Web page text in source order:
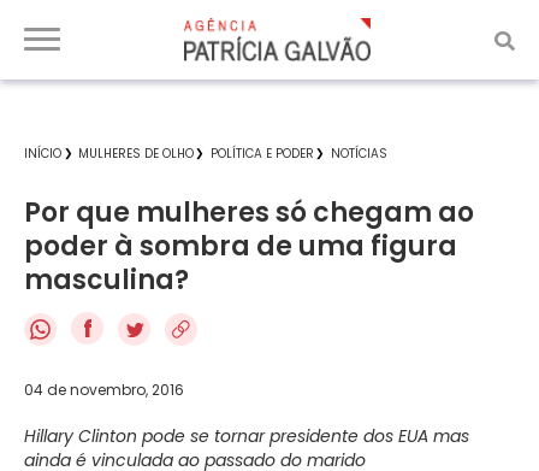
INÍCIO MULHERES DE OLHO POLÍTICA E PODER NOTÍCIAS
Por que mulheres só chegam ao
poder à sombra de uma figura
masculina?
f
04 de novembro, 2016
Hillary Clinton pode se tornar presidente dos EUA mas
ainda é vinculada ao passado do marido